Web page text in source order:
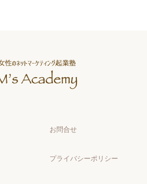
お問合せ
プライバシーポリシー